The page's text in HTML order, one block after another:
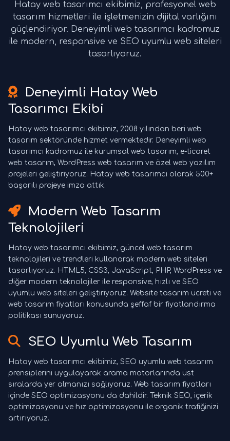
Hatay web tasarımcı ekibimiz, profesyonel web
tasarım hizmetleri ile işletmenizin dijital varlığını
güçlendiriyor. Deneyimli web tasarımcı kadromuz
ile modern, responsive ve SEO uyumlu web siteleri
tasarlıyoruz.
Deneyimli Hatay Web
Tasarımcı Ekibi
Hatay web tasarımcı ekibimiz, 2008 yılından beri web
tasarım sektöründe hizmet vermektedir. Deneyimli web
tasarımcı kadromuz ile kurumsal web tasarım, e-ticaret
web tasarım, WordPress web tasarım ve özel web yazılım
projeleri geliştiriyoruz. Hatay web tasarımcı olarak 500+
başarılı projeye imza attık.
Modern Web Tasarım
Teknolojileri
Hatay web tasarımcı ekibimiz, güncel web tasarım
teknolojileri ve trendleri kullanarak modern web siteleri
tasarlıyoruz. HTML5, CSS3, JavaScript, PHP, WordPress ve
diğer modern teknolojiler ile responsive, hızlı ve SEO
uyumlu web siteleri geliştiriyoruz. Website tasarım ücreti ve
web tasarım fiyatları konusunda şeffaf bir fiyatlandırma
politikası sunuyoruz.
SEO Uyumlu Web Tasarım
Hatay web tasarımcı ekibimiz, SEO uyumlu web tasarım
prensiplerini uygulayarak arama motorlarında üst
sıralarda yer almanızı sağlıyoruz. Web tasarım fiyatları
içinde SEO optimizasyonu da dahildir. Teknik SEO, içerik
optimizasyonu ve hız optimizasyonu ile organik trafiğinizi
artırıyoruz.